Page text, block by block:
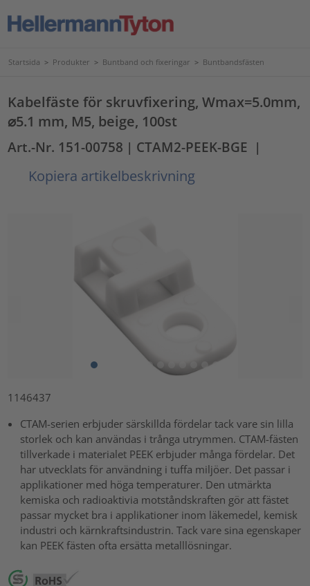
Startsida > Produkter > Buntband och fixeringar > Buntbandsfästen
Kabelfäste för skruvfixering, Wmax=5.0mm,
⌀5.1 mm, M5, beige, 100st
Art.-Nr. 151-00758 | CTAM2-PEEK-BGE |
Kopiera artikelbeskrivning
1146437
CTAM-serien erbjuder särskillda fördelar tack vare sin lilla
storlek och kan användas i trånga utrymmen. CTAM-fästen
tillverkade i materialet PEEK erbjuder många fördelar. Det
har utvecklats för användning i tuffa miljöer. Det passar i
applikationer med höga temperaturer. Den utmärkta
kemiska och radioaktivia motståndskraften gör att fästet
passar mycket bra i applikationer inom läkemedel, kemisk
industri och kärnkraftsindustrin. Tack vare sina egenskaper
kan PEEK fästen ofta ersätta metalllösningar.